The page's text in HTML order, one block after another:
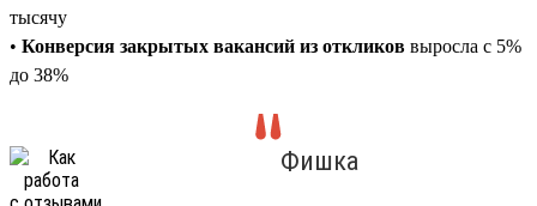
тысячу
• Конверсия закрытых вакансий из откликов выросла с 5%
до 38%
Фишка